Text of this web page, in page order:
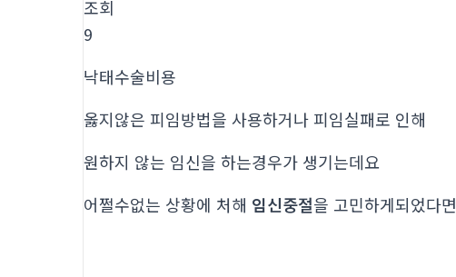
조회
9
낙태수술비용
옳지않은 피임방법을 사용하거나 피임실패로 인해
원하지 않는 임신을 하는경우가 생기는데요
어쩔수없는 상황에 처해 임신중절을 고민하게되었다면